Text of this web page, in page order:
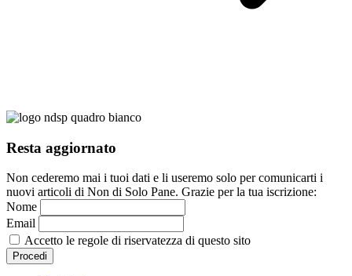
Resta aggiornato
Non cederemo mai i tuoi dati e li useremo solo per comunicarti i
nuovi articoli di Non di Solo Pane. Grazie per la tua iscrizione:
Nome
Email
Accetto le regole di riservatezza di questo sito